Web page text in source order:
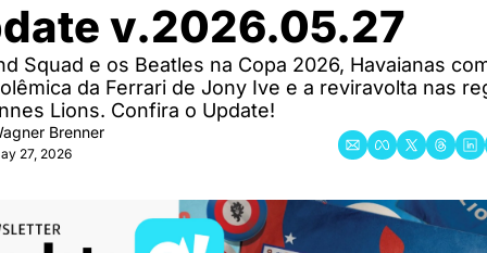
v.2026.05.27
Squad e os Beatles na Copa 2026, Havaianas
da Ferrari de Jony Ive e a reviravolta nas
Lions. Confira o Update!
Brenner
27, 2026